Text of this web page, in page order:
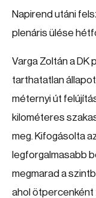
Napirend utáni
plenáris ülése
Varga Zoltán a DK
tarthatatlan
méternyi út
kilométeres
meg. Kifogásolta
legforgalmasabb
megmarad a
ahol ötpercenként